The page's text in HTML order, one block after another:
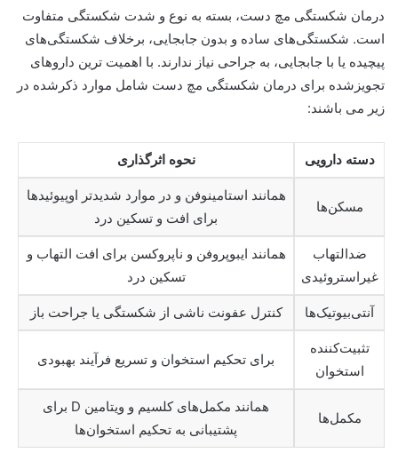
درمان شکستگی مچ دست، بسته به نوع و شدت شکستگی متفاوت
است. شکستگی‌های ساده و بدون جابجایی، برخلاف شکستگی‌های
پیچیده یا با جابجایی، به جراحی نیاز ندارند. با اهمیت ترین داروهای
تجویزشده برای درمان شکستگی مچ دست شامل موارد ذکرشده در
زیر می باشند:
دسته دارویی نحوه اثرگذاری
مسکن‌ها
همانند استامینوفن و در موارد شدیدتر اوپیوئیدها
برای افت و تسکین درد
ضدالتهاب
غیراستروئیدی
همانند ایبوپروفن و ناپروکسن برای افت التهاب و
تسکین درد
آنتی‌بیوتیک‌ها کنترل عفونت ناشی از شکستگی یا جراحت باز
تثبیت‌کننده
استخوان
برای تحکیم استخوان و تسریع فرآیند بهبودی
مکمل‌ها
همانند مکمل‌های کلسیم و ویتامین D برای
پشتیبانی به تحکیم استخوان‌ها